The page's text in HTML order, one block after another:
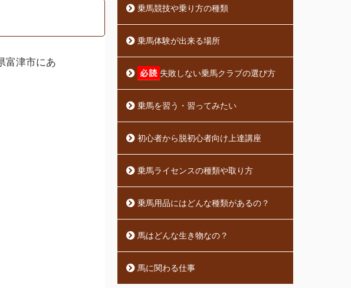
富津市にあ
乗馬競技や乗り方の種類
乗馬体験が出来る場所
失敗しない乗馬クラブの選び方
乗馬を習う・習ってみたい
初心者から脱初心者向け上達講座
乗馬ライセンスの種類や取り方
乗馬用品にはどんな種類があるの？
馬はどんな生き物なの？
馬に関わる仕事